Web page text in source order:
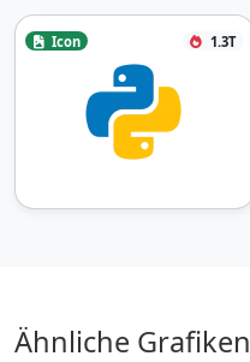
Icon 1.3T
Ähnliche Grafiken